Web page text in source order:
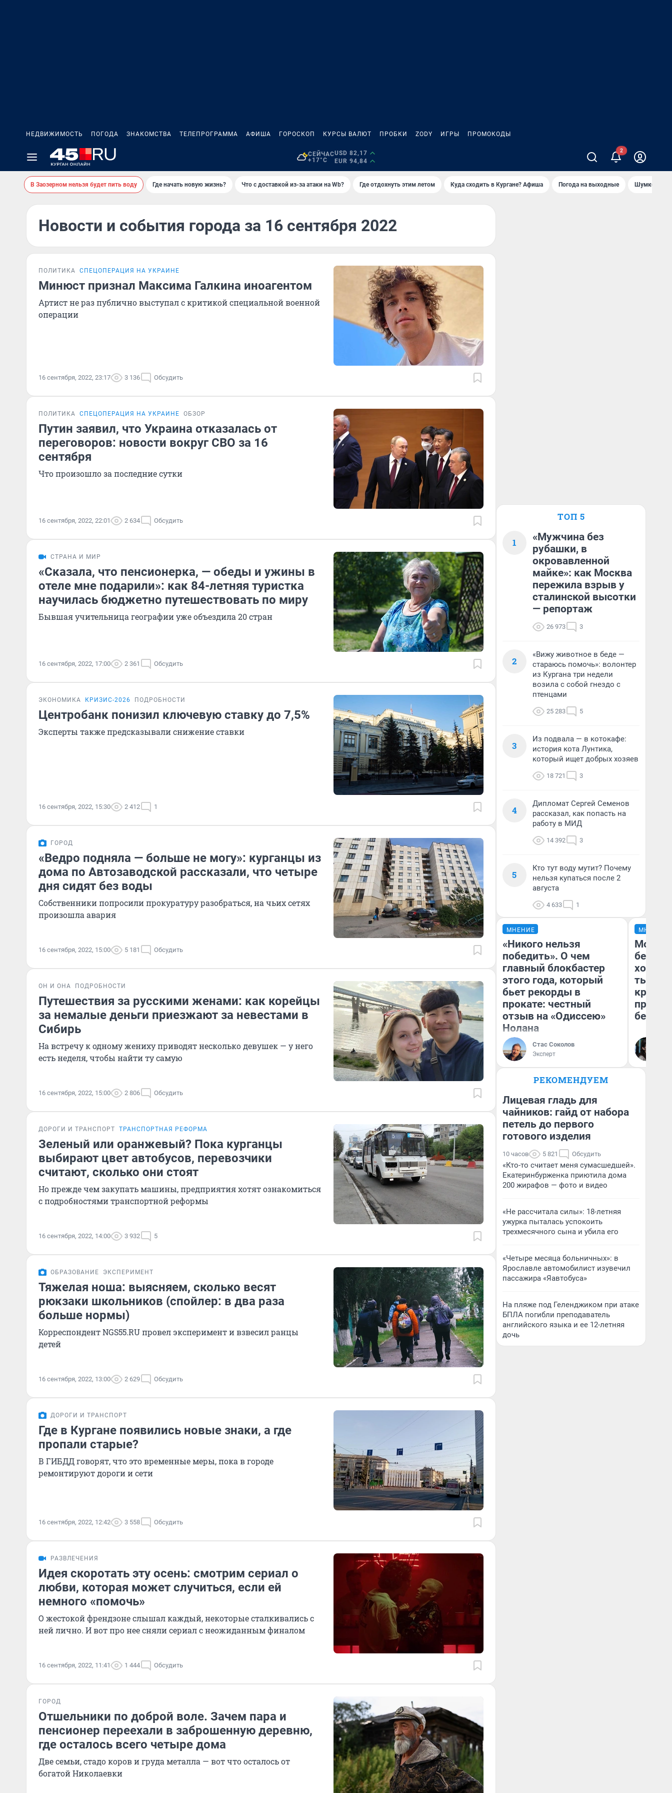
НЕДВИЖИМОСТЬ ПОГОДА ЗНАКОМСТВА ТЕЛЕПРОГРАММА АФИША ГОРОСКОП КУРСЫ ВАЛЮТ ПРОБКИ ZODY ИГРЫ ПРОМОКОДЫ
СЕЙЧАС
+17°C
USD 82,17
EUR 94,84
В Заозерном нельзя будет пить воду Где начать новую жизнь? Что с доставкой из-за атаки на Wb? Где отдохнуть этим летом Куда сходить в Кургане? Афиша Погода на выходные Шумков в
Новости и события города за 16 сентября 2022
ПОЛИТИКА СПЕЦОПЕРАЦИЯ НА УКРАИНЕ
Минюст признал Максима Галкина иноагентом
Артист не раз публично выступал с критикой специальной военной
операции
16 сентября, 2022, 23:17 3 136 Обсудить
ПОЛИТИКА СПЕЦОПЕРАЦИЯ НА УКРАИНЕ ОБЗОР
Путин заявил, что Украина отказалась от
переговоров: новости вокруг СВО за 16
сентября
Что произошло за последние сутки
16 сентября, 2022, 22:01 2 634 Обсудить
СТРАНА И МИР
«Сказала, что пенсионерка, — обеды и ужины в
отеле мне подарили»: как 84-летняя туристка
научилась бюджетно путешествовать по миру
Бывшая учительница географии уже объездила 20 стран
16 сентября, 2022, 17:00 2 361 Обсудить
ЭКОНОМИКА КРИЗИС-2026 ПОДРОБНОСТИ
Центробанк понизил ключевую ставку до 7,5%
Эксперты также предсказывали снижение ставки
16 сентября, 2022, 15:30 2 412 1
ГОРОД
«Ведро подняла — больше не могу»: курганцы из
дома по Автозаводской рассказали, что четыре
дня сидят без воды
Собственники попросили прокуратуру разобраться, на чьих сетях
произошла авария
16 сентября, 2022, 15:00 5 181 Обсудить
ОН И ОНА ПОДРОБНОСТИ
Путешествия за русскими женами: как корейцы
за немалые деньги приезжают за невестами в
Сибирь
На встречу к одному жениху приводят несколько девушек — у него
есть неделя, чтобы найти ту самую
16 сентября, 2022, 15:00 2 806 Обсудить
ДОРОГИ И ТРАНСПОРТ ТРАНСПОРТНАЯ РЕФОРМА
Зеленый или оранжевый? Пока курганцы
выбирают цвет автобусов, перевозчики
считают, сколько они стоят
Но прежде чем закупать машины, предприятия хотят ознакомиться
с подробностями транспортной реформы
16 сентября, 2022, 14:00 3 932 5
ОБРАЗОВАНИЕ ЭКСПЕРИМЕНТ
Тяжелая ноша: выясняем, сколько весят
рюкзаки школьников (спойлер: в два раза
больше нормы)
Корреспондент NGS55.RU провел эксперимент и взвесил ранцы
детей
16 сентября, 2022, 13:00 2 629 Обсудить
ДОРОГИ И ТРАНСПОРТ
Где в Кургане появились новые знаки, а где
пропали старые?
В ГИБДД говорят, что это временные меры, пока в городе
ремонтируют дороги и сети
16 сентября, 2022, 12:42 3 558 Обсудить
РАЗВЛЕЧЕНИЯ
Идея скоротать эту осень: смотрим сериал о
любви, которая может случиться, если ей
немного «помочь»
О жестокой френдзоне слышал каждый, некоторые сталкивались с
ней лично. И вот про нее сняли сериал с неожиданным финалом
16 сентября, 2022, 11:41 1 444 Обсудить
ГОРОД
Отшельники по доброй воле. Зачем пара и
пенсионер переехали в заброшенную деревню,
где осталось всего четыре дома
Две семьи, стадо коров и груда металла — вот что осталось от
богатой Николаевки
ТОП 5
1
«Мужчина без
рубашки, в
окровавленной
майке»: как Москва
пережила взрыв у
сталинской высотки
— репортаж
26 973 3
2
«Вижу животное в беде —
стараюсь помочь»: волонтер
из Кургана три недели
возила с собой гнездо с
птенцами
25 283 5
3
Из подвала — в котокафе:
история кота Лунтика,
который ищет добрых хозяев
18 721 3
4
Дипломат Сергей Семенов
рассказал, как попасть на
работу в МИД
14 392 3
5
Кто тут воду мутит? Почему
нельзя купаться после 2
августа
4 633 1
МНЕНИЕ
«Никого нельзя
победить». О чем
главный блокбастер
этого года, который
бьет рекорды в
прокате: честный
отзыв на «Одиссею»
Нолана
Стас Соколов
Эксперт
МНЕНИЕ
Мой
хотела
тысяч,
РЕКОМЕНДУЕМ
Лицевая гладь для
чайников: гайд от набора
петель до первого
готового изделия
10 часов 5 821 Обсудить
«Кто-то считает меня сумасшедшей».
Екатеринбурженка приютила дома
200 жирафов — фото и видео
«Не рассчитала силы»: 18-летняя
ужурка пыталась успокоить
трехмесячного сына и убила его
«Четыре месяца больничных»: в
Ярославле автомобилист изувечил
пассажира «Яавтобуса»
На пляже под Геленджиком при атаке
БПЛА погибли преподаватель
английского языка и ее 12-летняя
дочь